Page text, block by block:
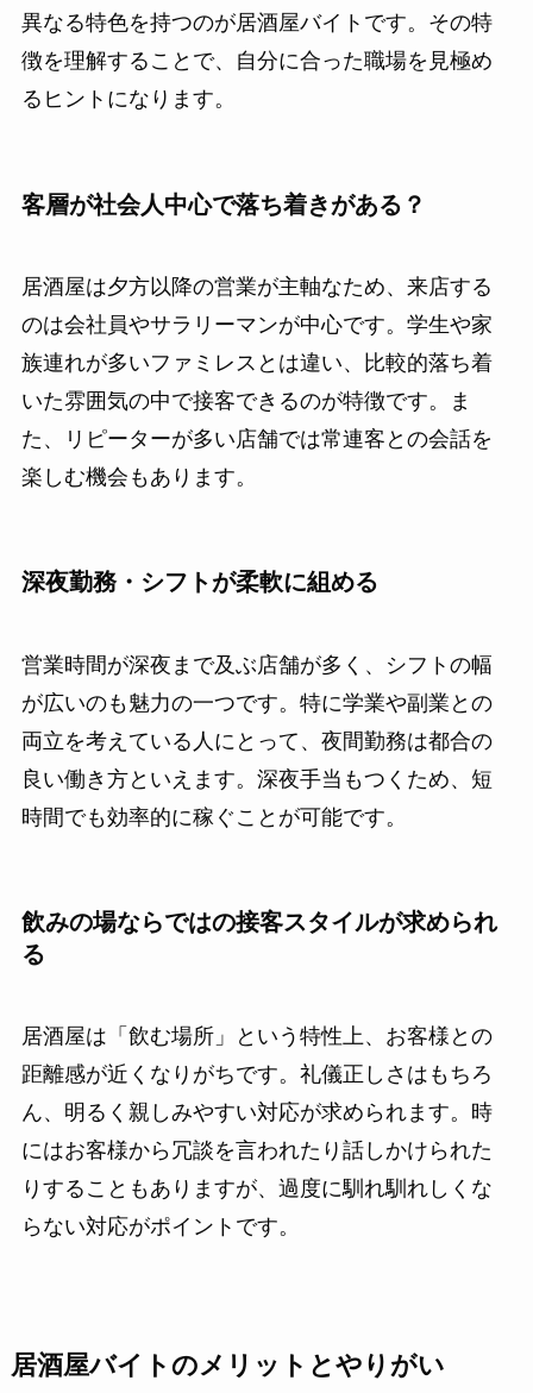
異なる特色を持つのが居酒屋バイトです。その特
徴を理解することで、自分に合った職場を見極め
るヒントになります。
客層が社会人中心で落ち着きがある？
居酒屋は夕方以降の営業が主軸なため、来店する
のは会社員やサラリーマンが中心です。学生や家
族連れが多いファミレスとは違い、比較的落ち着
いた雰囲気の中で接客できるのが特徴です。ま
た、リピーターが多い店舗では常連客との会話を
楽しむ機会もあります。
深夜勤務・シフトが柔軟に組める
営業時間が深夜まで及ぶ店舗が多く、シフトの幅
が広いのも魅力の一つです。特に学業や副業との
両立を考えている人にとって、夜間勤務は都合の
良い働き方といえます。深夜手当もつくため、短
時間でも効率的に稼ぐことが可能です。
飲みの場ならではの接客スタイルが求められ
る
居酒屋は「飲む場所」という特性上、お客様との
距離感が近くなりがちです。礼儀正しさはもちろ
ん、明るく親しみやすい対応が求められます。時
にはお客様から冗談を言われたり話しかけられた
りすることもありますが、過度に馴れ馴れしくな
らない対応がポイントです。
居酒屋バイトのメリットとやりがい